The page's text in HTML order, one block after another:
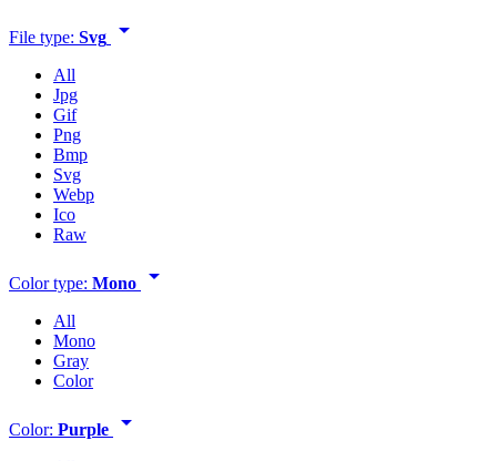
File type: Svg arrow_drop_down
All
Jpg
Gif
Png
Bmp
Svg
Webp
Ico
Raw
Color type: Mono arrow_drop_down
All
Mono
Gray
Color
Color: Purple arrow_drop_down